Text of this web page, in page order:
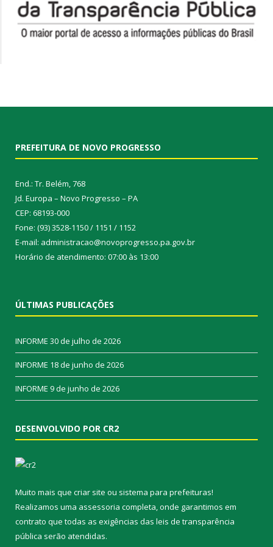
PREFEITURA DE NOVO PROGRESSO
End.: Tr. Belém, 768
Jd. Europa – Novo Progresso – PA
CEP: 68193-000
Fone: (93) 3528-1150 / 1151 / 1152
E-mail: administracao@novoprogresso.pa.gov.br
Horário de atendimento: 07:00 às 13:00
ÚLTIMAS PUBLICAÇÕES
INFORME 30 de julho de 2026
INFORME 18 de junho de 2026
INFORME 9 de junho de 2026
DESENVOLVIDO POR CR2
Muito mais que criar site ou sistema para prefeituras!
Realizamos uma assessoria completa, onde garantimos em
contrato que todas as exigências das leis de transparência
pública serão atendidas.